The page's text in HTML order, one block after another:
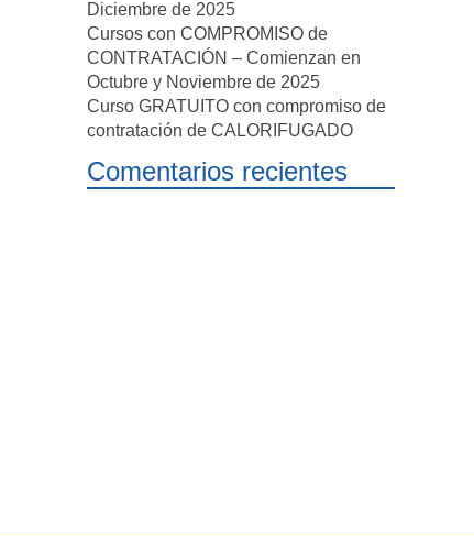
Diciembre de 2025
Cursos con COMPROMISO de
CONTRATACIÓN – Comienzan en
Octubre y Noviembre de 2025
Curso GRATUITO con compromiso de
contratación de CALORIFUGADO
Comentarios recientes